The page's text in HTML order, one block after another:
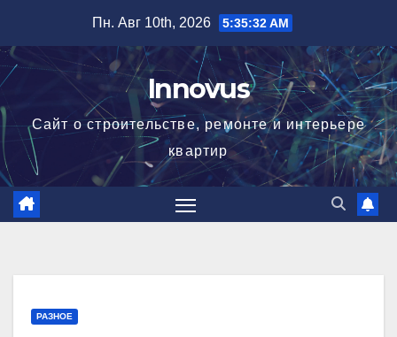
содержимому
Пн. Авг 10th, 2026 5:35:32 AM
Innovus
Сайт о строительстве, ремонте и интерьере
квартир
РАЗНОЕ